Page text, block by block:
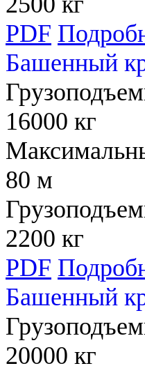
PDF
Башенный
16000 кг
80 м
2200 кг
PDF
Башенный
20000 кг